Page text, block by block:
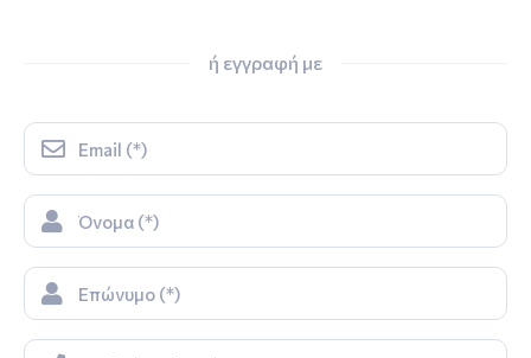
ή εγγραφή με